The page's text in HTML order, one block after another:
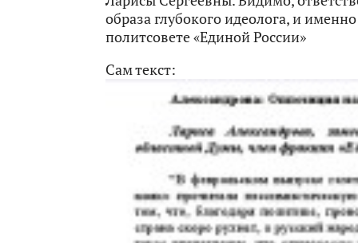
образа глубокого идеолога, и
политсовете «Единой России»
Сам текст: